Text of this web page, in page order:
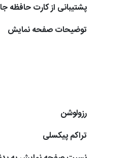
پشتیبانی از کارت حافظه
توضیحات صفحه نمایش
رزولوشن
تراکم پیکسلی